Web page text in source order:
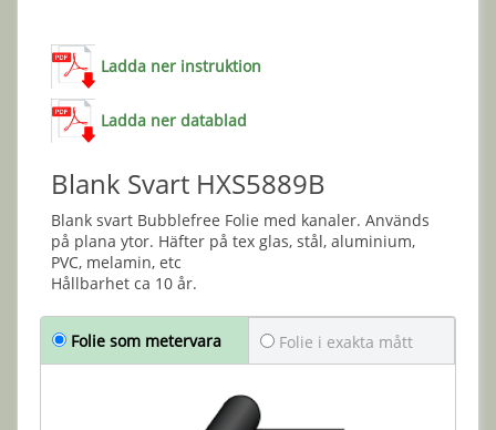
Ladda ner instruktion
Ladda ner datablad
Blank Svart HXS5889B
Blank svart Bubblefree Folie med kanaler. Används
på plana ytor. Häfter på tex glas, stål, aluminium,
PVC, melamin, etc
Hållbarhet ca 10 år.
Folie som metervara Folie i exakta mått